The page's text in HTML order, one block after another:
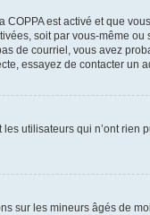
COPPA est activé et que
soit par vous-même
de courriel, vous avez
essayez de contacter un
utilisateurs qui n’ont rien
sur les mineurs âgés de